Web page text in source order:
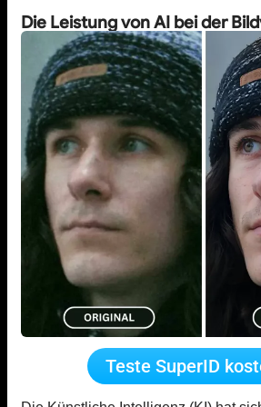
Die Leistung von AI bei der
Teste SuperID